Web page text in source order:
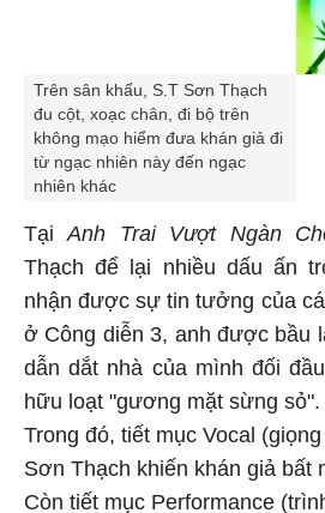
Trên sân khấu, S.T Sơn Thạch
đu cột, xoạc chân, đi bộ trên
không mạo hiểm đưa khán giả đi
từ ngạc nhiên này đến ngạc
nhiên khác
Tại Anh Trai Vượt Ngàn
Thạch để lại nhiều dấu ấn
nhận được sự tin tưởng của
ở Công diễn 3, anh được bầu
dẫn dắt nhà của mình đối
hữu loạt "gương mặt sừng sỏ".
Trong đó, tiết mục Vocal
Sơn Thạch khiến khán giả bất
Còn tiết mục Performance